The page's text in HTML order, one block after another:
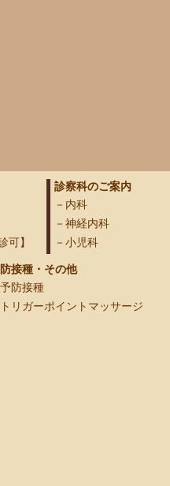
可】
診察科のご案内
内科
神経内科
小児科
接種・その他
予防接種
トリガーポイントマッサージ